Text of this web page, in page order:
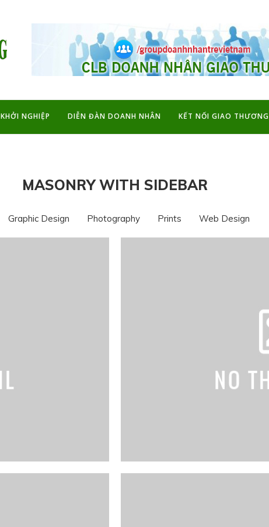
KHỞI NGHIỆP DIỄN ĐÀN DOANH NHÂN KẾT NỐI GIAO THƯƠNG
MASONRY WITH SIDEBAR
Graphic Design Photography Prints Web Design